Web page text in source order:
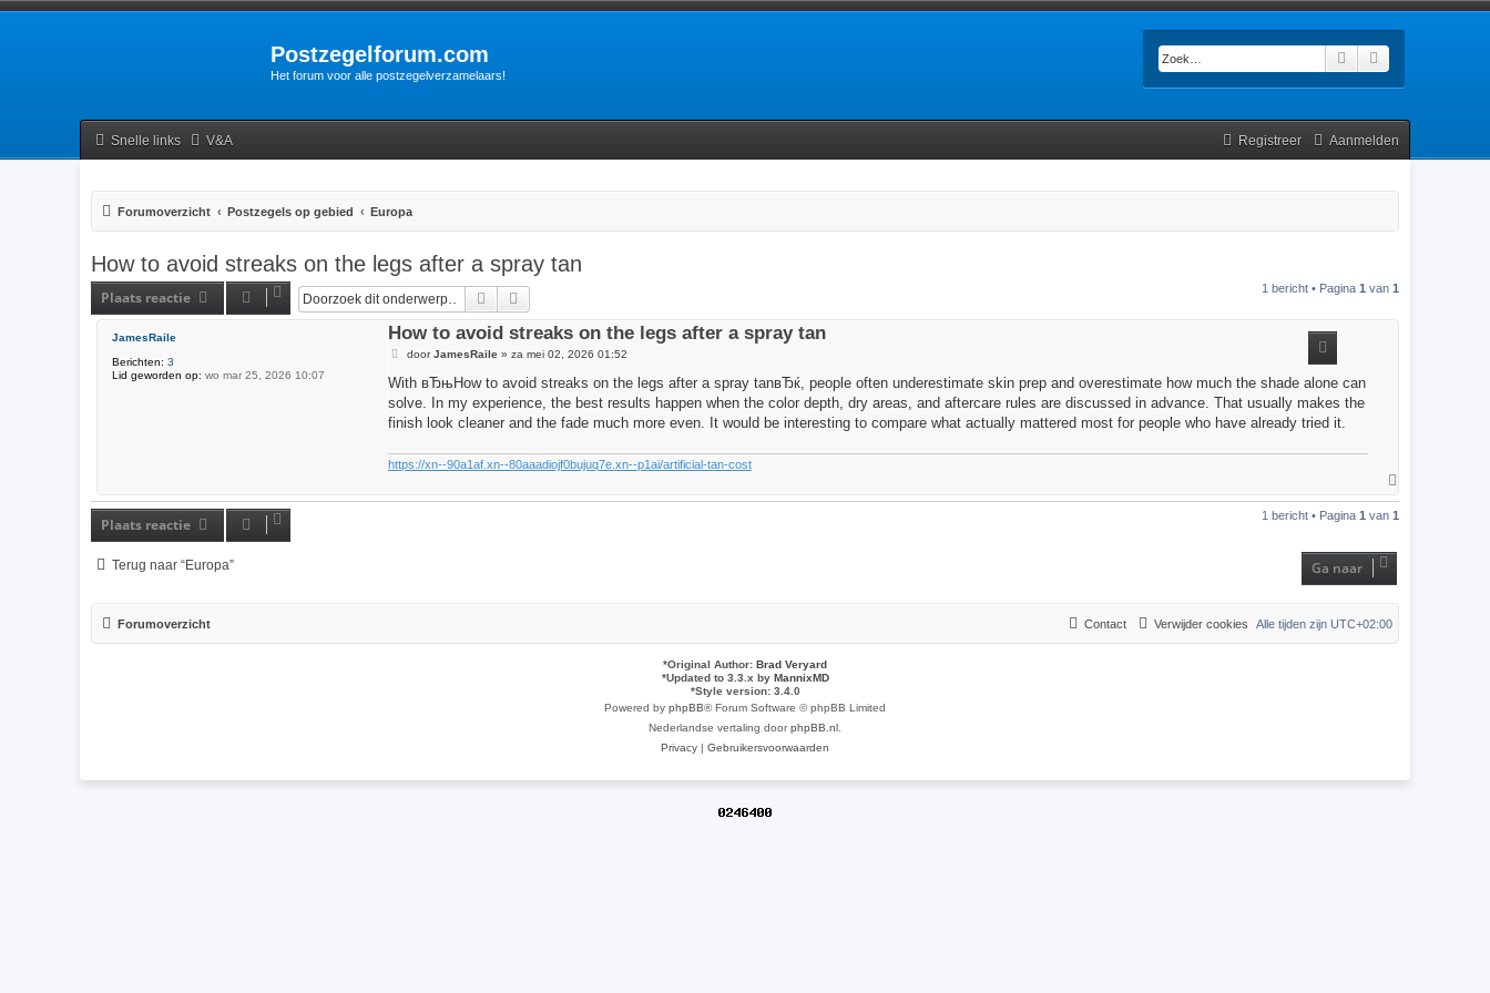
Postzegelforum.com
Het forum voor alle postzegelverzamelaars!
Zoek
Snelle links V&A Aanmelden
Registreer
Forumoverzicht Postzegels op gebied Europa
How to avoid streaks on the legs after a spray tan
Plaats reactie Zoek 1 bericht • Pagina 1 van 1
JamesRaile
Berichten: 3
Lid geworden op: wo mar 25, 2026 10:07
How to avoid streaks on the legs after a spray tan
B
r
c
h
doorJamesRaile» za mei 02, 2026 01:52
With вЂњHow to avoid streaks on the legs after a spray tanвЂќ, people often underestimate skin prep and overestimate how much the shade alone can
solve. In my experience, the best results happen when the color depth, dry areas, and aftercare rules are discussed in advance. That usually makes the
finish look cleaner and the fade much more even. It would be interesting to compare what actually mattered most for people who have already tried it.
https://xn--90a1af.xn--80aaadiojf0bujuq7e.xn--p1ai/artificial-tan-cost
Plaats reactie 1 bericht • Pagina 1 van 1
Terug naar “Europa” Ga naar
Forumoverzicht Alle tijden zijn UTC+02:00
Verwijder cookies
Contact
*Original Author: Brad Veryard
*Updated to 3.3.x by MannixMD
*Style version: 3.4.0
Powered by phpBB® Forum Software © phpBB Limited
Nederlandse vertaling doorphpBB.nl
Privacy | Gebruikersvoorwaarden